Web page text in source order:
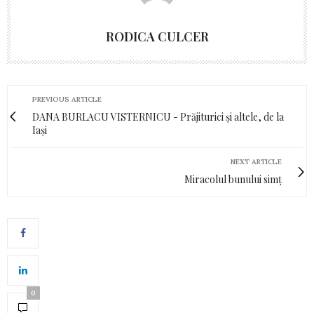
RODICA CULCER
PREVIOUS ARTICLE
DANA BURLACU VISTERNICU - Prăjiturici și altele, de la
Iași
NEXT ARTICLE
Miracolul bunului simț
0